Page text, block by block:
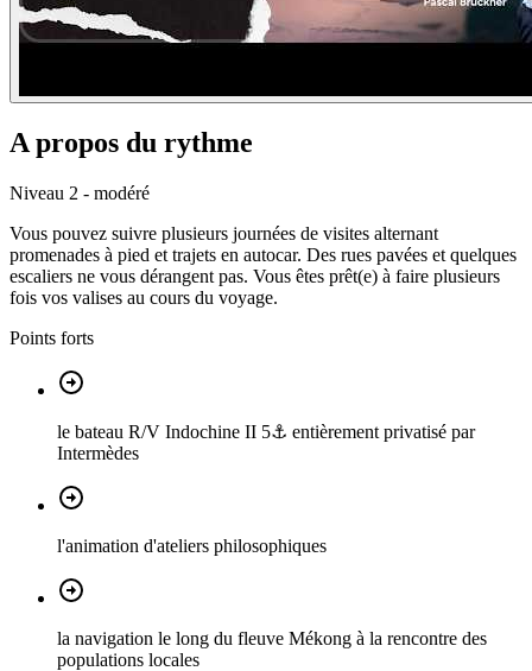
A propos du rythme
Niveau 2 - modéré
Vous pouvez suivre plusieurs journées de visites alternant
promenades à pied et trajets en autocar. Des rues pavées et quelques
escaliers ne vous dérangent pas. Vous êtes prêt(e) à faire plusieurs
fois vos valises au cours du voyage.
Points forts
le bateau R/V Indochine II 5⚓ entièrement privatisé par
Intermèdes
l'animation d'ateliers philosophiques
la navigation le long du fleuve Mékong à la rencontre des
populations locales